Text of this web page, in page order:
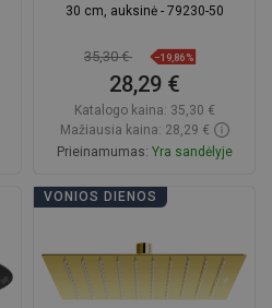
30 cm, auksinė - 79230-50
35,30 € −19,86%
28,29 €
Katalogo kaina: 35,30 €
Mažiausia kaina: 28,29 €
Prieinamumas: Yra sandėlyje
Į krepšelį
VONIOS DIENOS